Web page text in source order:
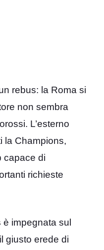
rebus: la Roma si
non sembra
L’esterno
la Champions,
capace di
richieste
è impegnata sul
giusto erede di